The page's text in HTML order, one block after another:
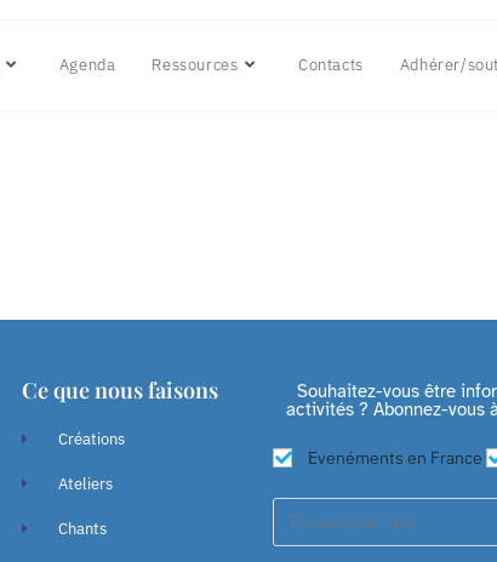
Agenda Ressources Contacts Adhérer/
Ce que nous faisons
Créations
Ateliers
Chants
Souhaitez-vous être
activités ? Abonnez-vous
Evenéments en France